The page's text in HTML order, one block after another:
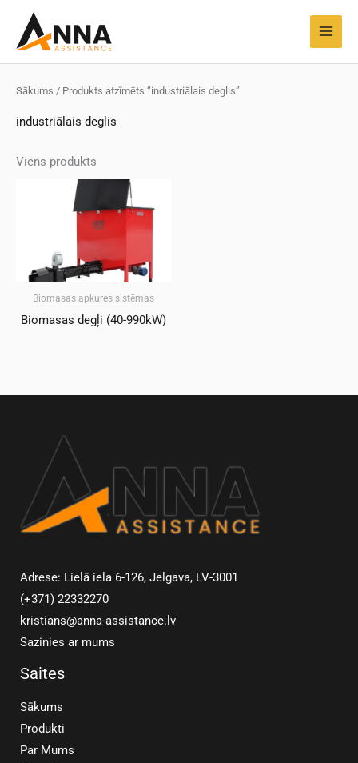
saturu
Sākums / Produkts atzīmēts “industriālais deglis”
industriālais deglis
Viens produkts
Biomasas apkures sistēmas
Biomasas degļi (40-990kW)
Adrese: Lielā iela 6-126, Jelgava, LV-3001
(+371) 22332270
kristians@anna-assistance.lv
Sazinies ar mums
Saites
Sākums
Produkti
Par Mums